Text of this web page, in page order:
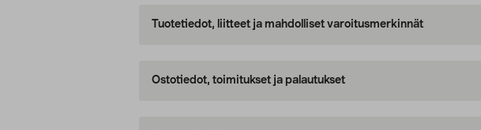
Tuotetiedot, liitteet ja mahdolliset varoitusmerkinnät
Ostotiedot, toimitukset ja palautukset